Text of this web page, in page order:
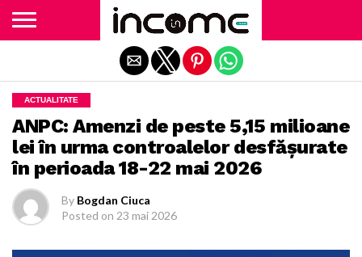
ACTUALITATE
ANPC: Amenzi de peste 5,15 milioane
lei în urma controalelor desfășurate
în perioada 18-22 mai 2026
By Bogdan Ciuca
Posted on 23 mai 2026
Exit mobile version